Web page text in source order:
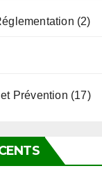
(2)
Prévention (17)